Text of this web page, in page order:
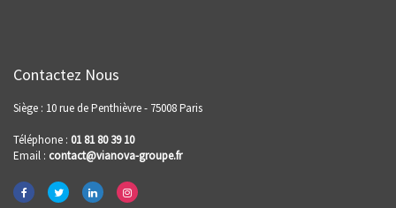
Contactez Nous
Siège : 10 rue de Penthièvre - 75008 Paris
Téléphone : 01 81 80 39 10
Email : contact@vianova-groupe.fr